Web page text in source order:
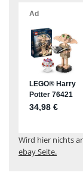
Wird hier nichts
ebay Seite.